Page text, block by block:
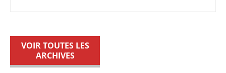
VOIR TOUTES LES
ARCHIVES